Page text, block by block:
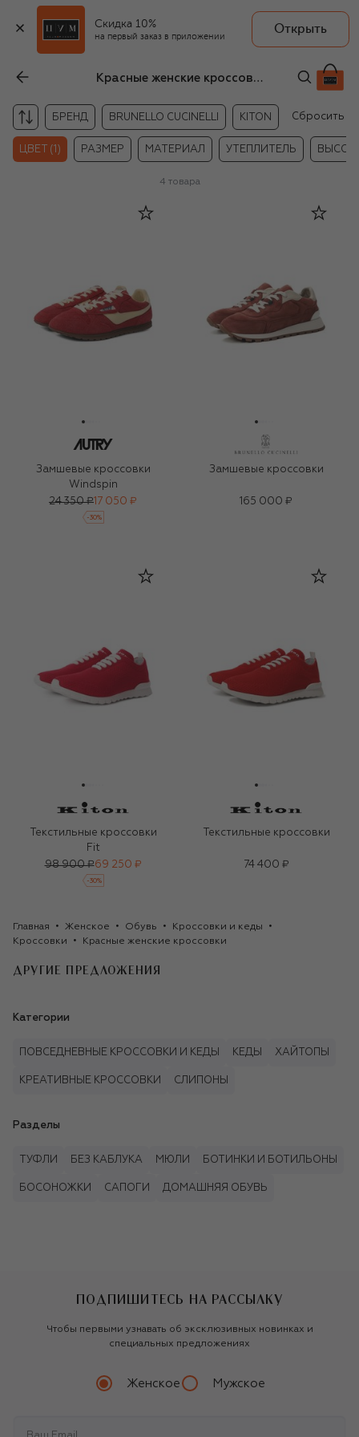
Скидка 10%
на первый заказ в приложении
Открыть
Красные женские кроссовки
БРЕНД BRUNELLO CUCINELLI KITON Сбросить
ЦВЕТ (1) РАЗМЕР МАТЕРИАЛ УТЕПЛИТЕЛЬ
4 товара
Замшевые кроссовки
Windspin
24 350 ₽ 17 050 ₽
-30%
Замшевые кроссовки
165 000 ₽
Текстильные кроссовки
Fit
98 900 ₽69 250 ₽
-30%
Текстильные кроссовки
74 400 ₽
Главная Женское Обувь
Кроссовки и кеды
Кроссовки
Красные женские кроссовки
ДРУГИЕ ПРЕДЛОЖЕНИЯ
Категории
ПОВСЕДНЕВНЫЕ КРОССОВКИ И КЕДЫ КЕДЫ ХАЙТОПЫ
КРЕАТИВНЫЕ КРОССОВКИ СЛИПОНЫ
Разделы
ТУФЛИ БЕЗ КАБЛУКА МЮЛИ БОТИНКИ И БОТИЛЬОНЫ
БОСОНОЖКИ САПОГИ ДОМАШНЯЯ ОБУВЬ
ПОДПИШИТЕСЬ НА РАССЫЛКУ
Чтобы первыми узнавать об эксклюзивных новинках и
специальных предложениях
Женское Мужское